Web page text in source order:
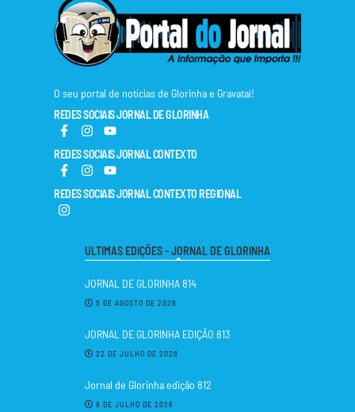
O seu portal de notícias de Glorinha e Gravataí!
REDES SOCIAIS JORNAL DE GLORINHA
REDES SOCIAIS JORNAL CONTEXTO
REDES SOCIAIS JORNAL CONTEXTO REGIONAL
ULTIMAS EDIÇÕES - JORNAL DE GLORINHA
JORNAL DE GLORINHA 814
5 DE AGOSTO DE 2026
JORNAL DE GLORINHA EDIÇÃO 813
22 DE JULHO DE 2026
Jornal de Glorinha edição 812
8 DE JULHO DE 2026